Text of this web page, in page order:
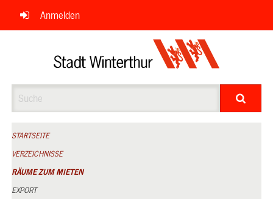
Navigation
überspringen
Anmelden
STARTSEITE
VERZEICHNISSE
RÄUME ZUM MIETEN
EXPORT